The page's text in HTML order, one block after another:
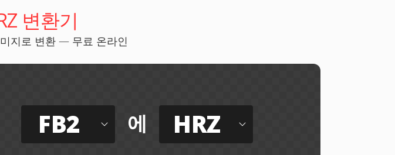
변환기
미지로 변환 — 무료 온라인
FB2 에 HRZ